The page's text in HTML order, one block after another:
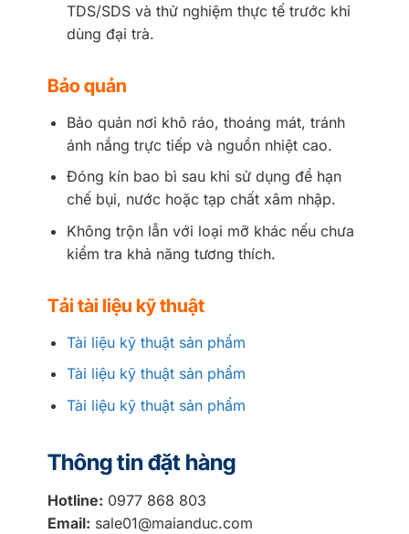
TDS/SDS và thử nghiệm thực tế trước khi
dùng đại trà.
Bảo quản
Bảo quản nơi khô ráo, thoáng mát, tránh
ánh nắng trực tiếp và nguồn nhiệt cao.
Đóng kín bao bì sau khi sử dụng để hạn
chế bụi, nước hoặc tạp chất xâm nhập.
Không trộn lẫn với loại mỡ khác nếu chưa
kiểm tra khả năng tương thích.
Tải tài liệu kỹ thuật
Tài liệu kỹ thuật sản phẩm
Tài liệu kỹ thuật sản phẩm
Tài liệu kỹ thuật sản phẩm
Thông tin đặt hàng
Hotline: 0977 868 803
Email: sale01@maianduc.com